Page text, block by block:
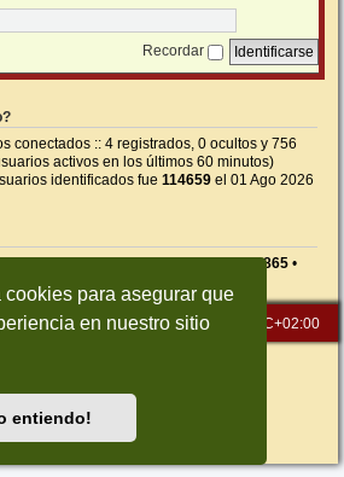
para asegurar que
en nuestro sitio
entiendo!
Recordar
conectados :: 4 registrados, 0 ocultos y 756
activos en los últimos 60 minutos)
identificados fue 114659 el 01 Ago 2026
• Temas totales1414• Usuarios totales865 •
Todos los horarios son UTC+02:00